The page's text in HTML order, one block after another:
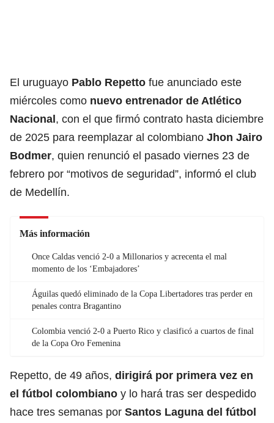
El uruguayo Pablo Repetto fue anunciado este
miércoles como nuevo entrenador de Atlético
Nacional, con el que firmó contrato hasta diciembre
de 2025 para reemplazar al colombiano Jhon Jairo
Bodmer, quien renunció el pasado viernes 23 de
febrero por “motivos de seguridad”, informó el club
de Medellín.
Más información
Once Caldas venció 2-0 a Millonarios y acrecenta el mal
momento de los ‘Embajadores’
Águilas quedó eliminado de la Copa Libertadores tras perder en
penales contra Bragantino
Colombia venció 2-0 a Puerto Rico y clasificó a cuartos de final
de la Copa Oro Femenina
Repetto, de 49 años, dirigirá por primera vez en
el fútbol colombiano y lo hará tras ser despedido
hace tres semanas por Santos Laguna del fútbol